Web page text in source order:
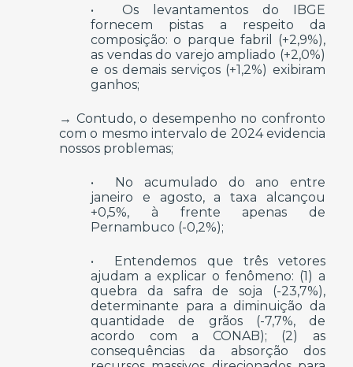
• Os levantamentos do IBGE
fornecem pistas a respeito da
composição: o parque fabril (+2,9%),
as vendas do varejo ampliado (+2,0%)
e os demais serviços (+1,2%) exibiram
ganhos;
→ Contudo, o desempenho no confronto
com o mesmo intervalo de 2024 evidencia
nossos problemas;
• No acumulado do ano entre
janeiro e agosto, a taxa alcançou
+0,5%, à frente apenas de
Pernambuco (-0,2%);
• Entendemos que três vetores
ajudam a explicar o fenômeno: (1) a
quebra da safra de soja (-23,7%),
determinante para a diminuição da
quantidade de grãos (-7,7%, de
acordo com a CONAB); (2) as
consequências da absorção dos